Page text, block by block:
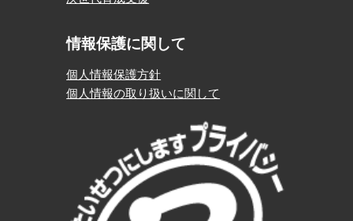
情報保護に関して
個人情報保護方針
個人情報の取り扱いに関して